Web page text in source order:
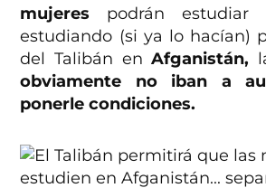
mujeres podrán estudiar
estudiando (si ya lo hacían)
del Talibán enAfganistán,
obviamente no iban a
ponerle condiciones.